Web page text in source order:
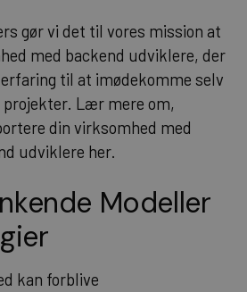
gør vi det til vores mission at
med backend udviklere, der
til at imødekomme selv
Lær mere om,
din virksomhed med
udviklere her.
Modeller
kan forblive